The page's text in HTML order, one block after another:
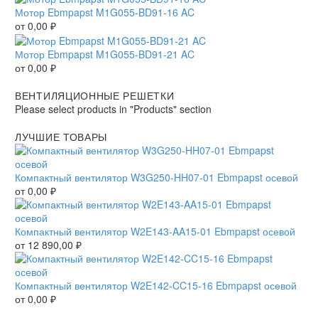
Мотор Ebmpapst M1G055-BD91-16 AC
от0,00 ₽
Мотор Ebmpapst M1G055-BD91-21 AC
от0,00 ₽
ВЕНТИЛЯЦИОННЫЕ РЕШЕТКИ
Please select products in "Products" section
ЛУЧШИЕ ТОВАРЫ
Компактный вентилятор W3G250-HH07-01 Ebmpapst осевой
от0,00 ₽
Компактный вентилятор W2E143-AA15-01 Ebmpapst осевой
от 12 890,00 ₽
Компактный вентилятор W2E142-CC15-16 Ebmpapst осевой
от0,00 ₽